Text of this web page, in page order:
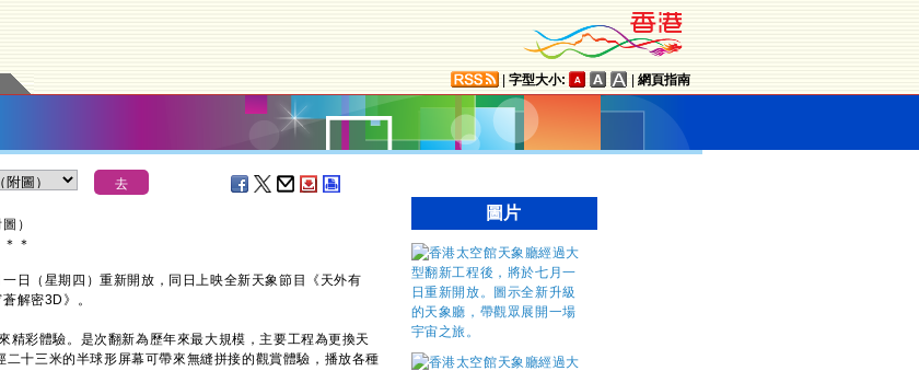
字型大小: 網頁指南
）
＊ ＊
（星期四）重新開放，同日上映全新天象節目《天外有
解密3D》。
彩體驗。是次翻新為歷年來最大規模，主要工程為更換天
十三米的半球形屏幕可帶來無縫拼接的觀賞體驗，播放各種
圖片